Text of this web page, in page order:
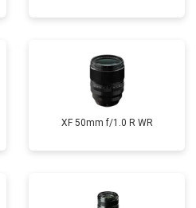
XF 50mm f/1.0 R WR